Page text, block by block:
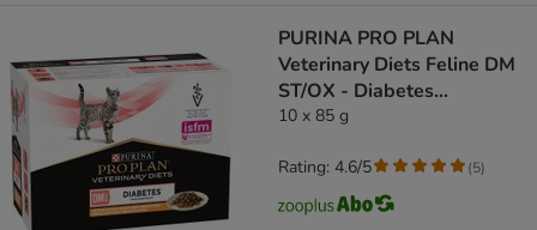
PURINA PRO PLAN
Veterinary Diets Feline DM
ST/OX - Diabetes
Management Huhn
10 x 85 g
Rating: 4.6/5 (5)